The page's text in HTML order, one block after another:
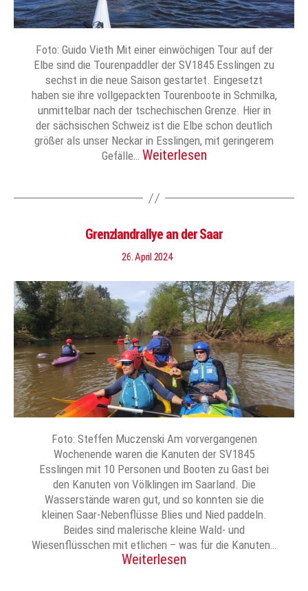
Foto: Guido Vieth Mit einer einwöchigen Tour auf der
Elbe sind die Tourenpaddler der SV1845 Esslingen zu
sechst in die neue Saison gestartet. Eingesetzt
haben sie ihre vollgepackten Tourenboote in Schmilka,
unmittelbar nach der tschechischen Grenze. Hier in
der sächsischen Schweiz ist die Elbe schon deutlich
größer als unser Neckar in Esslingen, mit geringerem
Gefälle… Weiterlesen
Grenzlandrallye an der Saar
26. April 2024
Foto: Steffen Muczenski Am vorvergangenen
Wochenende waren die Kanuten der SV1845
Esslingen mit 10 Personen und Booten zu Gast bei
den Kanuten von Völklingen im Saarland. Die
Wasserstände waren gut, und so konnten sie die
kleinen Saar-Nebenflüsse Blies und Nied paddeln.
Beides sind malerische kleine Wald- und
Wiesenflüsschen mit etlichen – was für die Kanuten…
Weiterlesen